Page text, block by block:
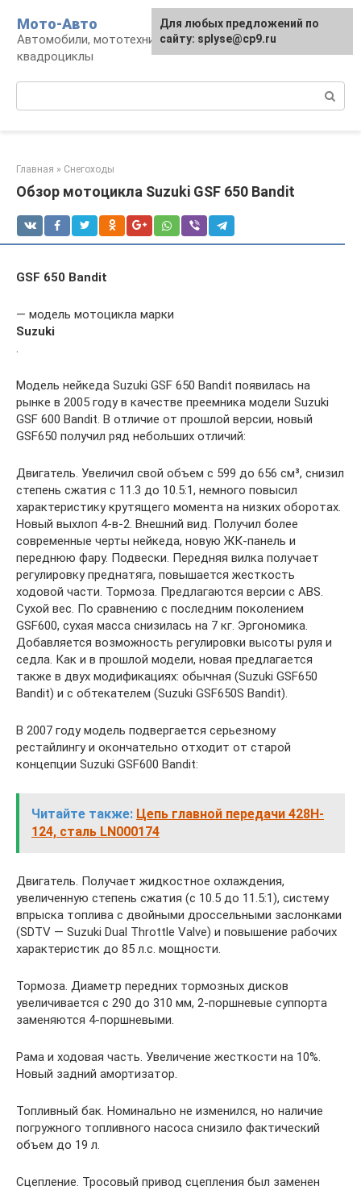
контенту
Мото-Авто
Автомобили, мототехника, снегоходы,
квадроциклы
Главная » Снегоходы
Обзор мотоцикла Suzuki GSF 650 Bandit
GSF 650 Bandit
— модель мотоцикла марки
Suzuki
.
Модель нейкеда Suzuki GSF 650 Bandit появилась на
рынке в 2005 году в качестве преемника модели Suzuki
GSF 600 Bandit. В отличие от прошлой версии, новый
GSF650 получил ряд небольших отличий:
Двигатель. Увеличил свой объем с 599 до 656 см³, снизил
степень сжатия с 11.3 до 10.5:1, немного повысил
характеристику крутящего момента на низких оборотах.
Новый выхлоп 4-в-2. Внешний вид. Получил более
современные черты нейкеда, новую ЖК-панель и
переднюю фару. Подвески. Передняя вилка получает
регулировку преднатяга, повышается жесткость
ходовой части. Тормоза. Предлагаются версии с ABS.
Сухой вес. По сравнению с последним поколением
GSF600, сухая масса снизилась на 7 кг. Эргономика.
Добавляется возможность регулировки высоты руля и
седла. Как и в прошлой модели, новая предлагается
также в двух модификациях: обычная (Suzuki GSF650
Bandit) и с обтекателем (Suzuki GSF650S Bandit).
В 2007 году модель подвергается серьезному
рестайлингу и окончательно отходит от старой
концепции Suzuki GSF600 Bandit:
Читайте также: Цепь главной передачи 428H-
124, сталь LN000174
Двигатель. Получает жидкостное охлаждения,
увеличенную степень сжатия (с 10.5 до 11.5:1), систему
впрыска топлива с двойными дроссельными заслонками
(SDTV — Suzuki Dual Throttle Valve) и повышение рабочих
характеристик до 85 л.с. мощности.
Тормоза. Диаметр передних тормозных дисков
увеличивается с 290 до 310 мм, 2-поршневые суппорта
заменяются 4-поршневыми.
Рама и ходовая часть. Увеличение жесткости на 10%.
Новый задний амортизатор.
Топливный бак. Номинально не изменился, но наличие
погружного топливного насоса снизило фактический
объем до 19 л.
Сцепление. Тросовый привод сцепления был заменен
Для любых предложений по
сайту: splyse@cp9.ru